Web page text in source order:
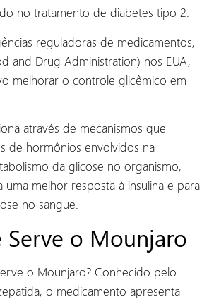
no tratamento de diabetes tipo 2.
reguladoras de medicamentos,
and Drug Administration) nos EUA,
melhorar o controle glicêmico em
através de mecanismos que
de hormônios envolvidos na
da glicose no organismo,
melhor resposta à insulina e para
no sangue.
Serve o Mounjaro
o Mounjaro? Conhecido pelo
o medicamento apresenta